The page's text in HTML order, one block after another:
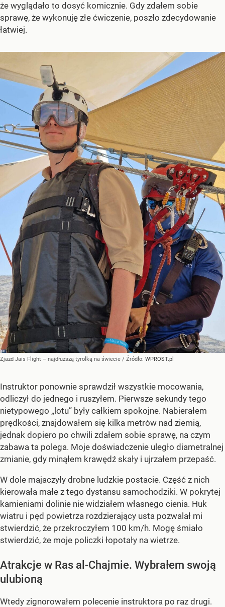
że wyglądało to dosyć komicznie. Gdy zdałem sobie
sprawę, że wykonuję złe ćwiczenie, poszło zdecydowanie
łatwiej.
Zjazd Jais Flight – najdłuższą tyrolką na świecie / Źródło: WPROST.pl
Instruktor ponownie sprawdził wszystkie mocowania,
odliczył do jednego i ruszyłem. Pierwsze sekundy tego
nietypowego „lotu” były całkiem spokojne. Nabierałem
prędkości, znajdowałem się kilka metrów nad ziemią,
jednak dopiero po chwili zdałem sobie sprawę, na czym
zabawa ta polega. Moje doświadczenie uległo diametralnej
zmianie, gdy minąłem krawędź skały i ujrzałem przepaść.
W dole majaczyły drobne ludzkie postacie. Część z nich
kierowała małe z tego dystansu samochodziki. W pokrytej
kamieniami dolinie nie widziałem własnego cienia. Huk
wiatru i pęd powietrza rozdzierający usta pozwalał mi
stwierdzić, że przekroczyłem 100 km/h. Mogę śmiało
stwierdzić, że moje policzki łopotały na wietrze.
Atrakcje w Ras al-Chajmie. Wybrałem swoją
ulubioną
Wtedy zignorowałem polecenie instruktora po raz drugi.